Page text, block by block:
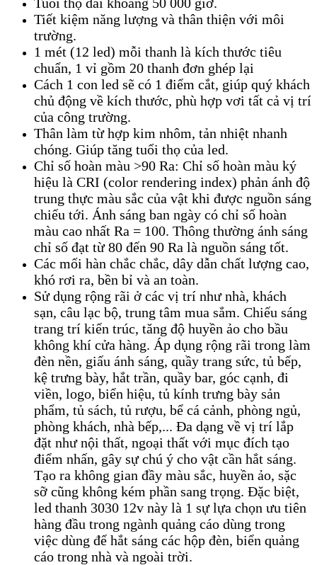
Tiết kiệm năng lượng và thân thiện với môi
trường.
1 mét (12 led) mỗi thanh là kích thước tiêu
chuẩn, 1 vỉ gồm 20 thanh đơn ghép lại
Cách 1 con led sẽ có 1 điểm cắt, giúp quý khách
chủ động về kích thước, phù hợp vơi tất cả vị trí
của công trường.
Thân làm từ hợp kim nhôm, tản nhiệt nhanh
chóng. Giúp tăng tuổi thọ của led.
Chỉ số hoàn màu >90 Ra: Chỉ số hoàn màu ký
hiệu là CRI (color rendering index) phản ánh độ
trung thực màu sắc của vật khi được nguồn sáng
chiếu tới. Ánh sáng ban ngày có chỉ số hoàn
màu cao nhất Ra = 100. Thông thường ánh sáng
chỉ số đạt từ 80 đến 90 Ra là nguồn sáng tốt.
Các mối hàn chắc chắc, dây dẫn chất lượng cao,
khó rơi ra, bền bỉ và an toàn.
Sử dụng rộng rãi ở các vị trí như nhà, khách
sạn, câu lạc bộ, trung tâm mua sắm. Chiếu sáng
trang trí kiến trúc, tăng độ huyền ảo cho bầu
không khí cửa hàng. Áp dụng rộng rãi trong làm
đèn nền, giấu ánh sáng, quầy trang sức, tủ bếp,
kệ trưng bày, hắt trần, quầy bar, góc cạnh, đi
viền, logo, biển hiệu, tủ kính trưng bày sản
phẩm, tủ sách, tủ rượu, bể cá cảnh, phòng ngủ,
phòng khách, nhà bếp,... Đa dạng về vị trí lắp
đặt như nội thất, ngoại thất với mục đích tạo
điểm nhấn, gây sự chú ý cho vật cần hắt sáng.
Tạo ra không gian đầy màu sắc, huyền ảo, sặc
sỡ cũng không kém phần sang trọng. Đặc biệt,
led thanh 3030 12v này là 1 sự lựa chọn ưu tiên
hàng đầu trong ngành quảng cáo dùng trong
việc dùng để hắt sáng các hộp đèn, biển quảng
cáo trong nhà và ngoài trời.